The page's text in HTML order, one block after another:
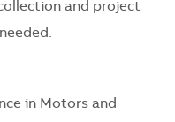
and project
in Motors and